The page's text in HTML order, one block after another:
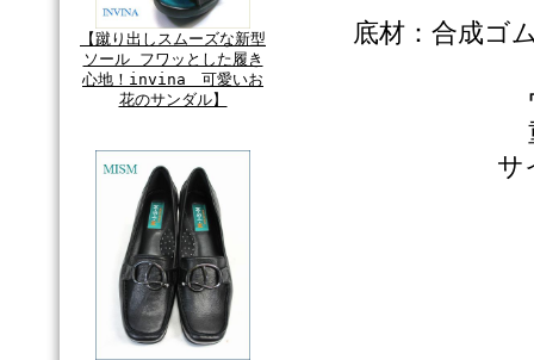
【蹴り出しスムーズな新型
ソール フワッとした履き
心地！invina 可愛いお
花のサンダル】
底材：合成ゴ
サ